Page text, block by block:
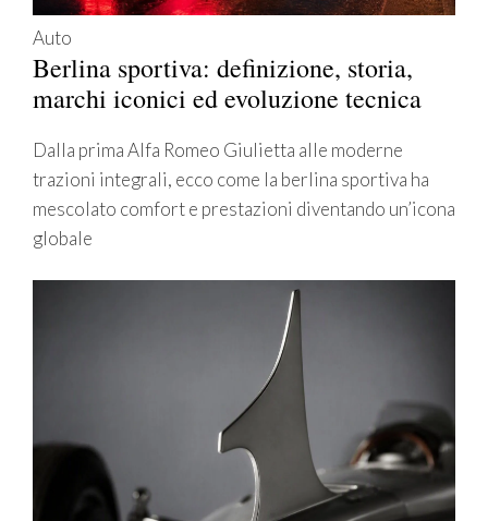
Auto
Berlina sportiva: definizione, storia,
marchi iconici ed evoluzione tecnica
Dalla prima Alfa Romeo Giulietta alle moderne
trazioni integrali, ecco come la berlina sportiva ha
mescolato comfort e prestazioni diventando un’icona
globale